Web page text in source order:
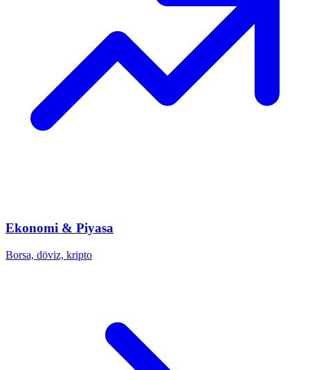
Ekonomi & Piyasa
Borsa, döviz, kripto